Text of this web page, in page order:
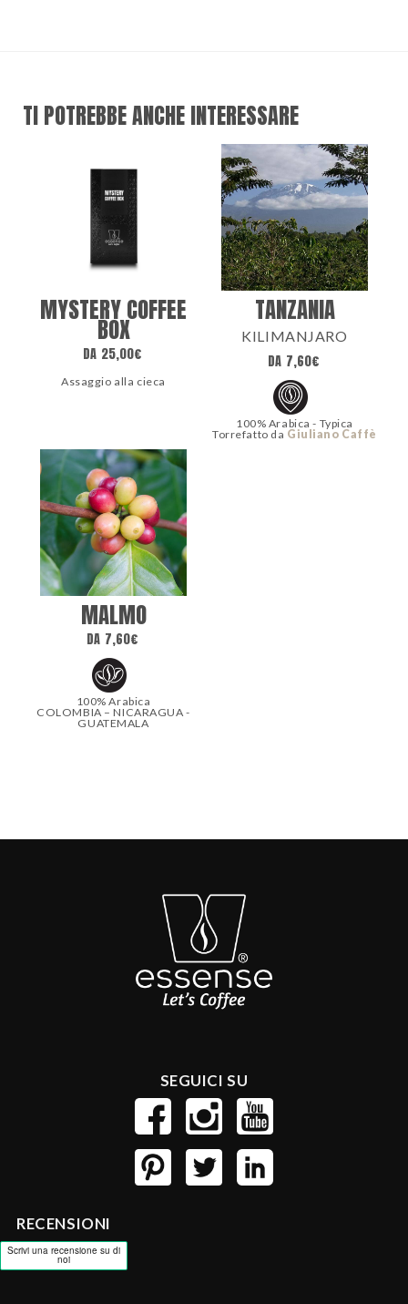
TI POTREBBE ANCHE INTERESSARE
MYSTERY COFFEE
BOX
DA 25,00€
Assaggio alla cieca
TANZANIA
KILIMANJARO
DA 7,60€
100% Arabica - Typica
Torrefatto da Giuliano Caffè
MALMO
DA 7,60€
100% Arabica
COLOMBIA – NICARAGUA -
GUATEMALA
SEGUICI SU
RECENSIONI